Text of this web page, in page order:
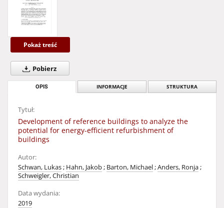
Pokaż treść
Pobierz
OPIS INFORMACJE STRUKTURA
Tytuł:
Development of reference buildings to analyze the
potential for energy-efficient refurbishment of
buildings
Autor:
Schwan, Lukas; Hahn, Jakob; Barton, Michael;Anders, Ronja;
Schweigler, Christian
Data wydania:
2019